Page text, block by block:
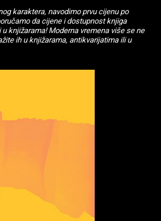
karaktera, navodimo prvu cijenu po
da cijene i dostupnost knjiga
knjižarama! Moderna vremena više se ne
ih u knjižarama, antikvarijatima ili u